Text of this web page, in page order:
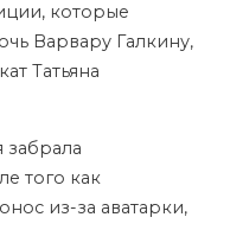
которые
Варвару Галкину,
Татьяна
забрала
того как
из-за аватарки,